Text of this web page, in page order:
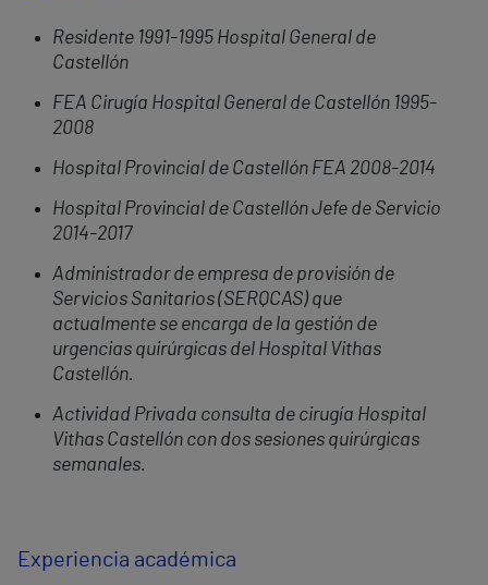
Residente 1991-1995 Hospital General de
Castellón
FEA Cirugía Hospital General de Castellón 1995-
2008
Hospital Provincial de Castellón FEA 2008-2014
Hospital Provincial de Castellón Jefe de Servicio
2014-2017
Administrador de empresa de provisión de
Servicios Sanitarios (SERQCAS) que
actualmente se encarga de la gestión de
urgencias quirúrgicas del Hospital Vithas
Castellón.
Actividad Privada consulta de cirugía Hospital
Vithas Castellón con dos sesiones quirúrgicas
semanales.
Experiencia académica